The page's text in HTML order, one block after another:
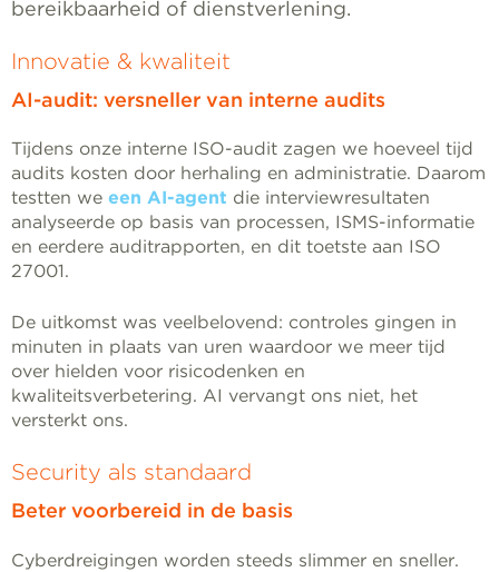
bereikbaarheid of dienstverlening.
Innovatie & kwaliteit
AI-audit: versneller van interne audits
Tijdens onze interne ISO-audit zagen we hoeveel tijd
audits kosten door herhaling en administratie. Daarom
testten we een AI-agent die interviewresultaten
analyseerde op basis van processen, ISMS-informatie
en eerdere auditrapporten, en dit toetste aan ISO
27001.
De uitkomst was veelbelovend: controles gingen in
minuten in plaats van uren waardoor we meer tijd
over hielden voor risicodenken en
kwaliteitsverbetering. AI vervangt ons niet, het
versterkt ons.
Security als standaard
Beter voorbereid in de basis
Cyberdreigingen worden steeds slimmer en sneller.